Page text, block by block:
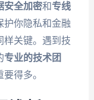
安全加密和专线
护你隐私和金融
样关键。遇到技
专业的技术团
得多。